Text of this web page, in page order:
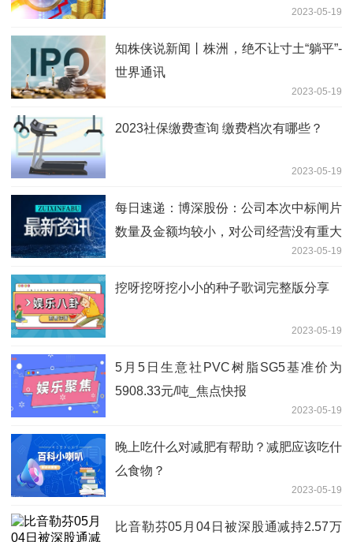
2023-05-19
知株侠说新闻丨株洲，绝不让寸土“躺平”-
世界通讯
2023-05-19
2023社保缴费查询 缴费档次有哪些？
2023-05-19
每日速递：博深股份：公司本次中标闸片
数量及金额均较小，对公司经营没有重大
2023-05-19
挖呀挖呀挖小小的种子歌词完整版分享
2023-05-19
5月5日生意社PVC树脂SG5基准价为
5908.33元/吨_焦点快报
2023-05-19
晚上吃什么对减肥有帮助？减肥应该吃什
么食物？
2023-05-19
比音勒芬05月04日被深股通减持2.57万